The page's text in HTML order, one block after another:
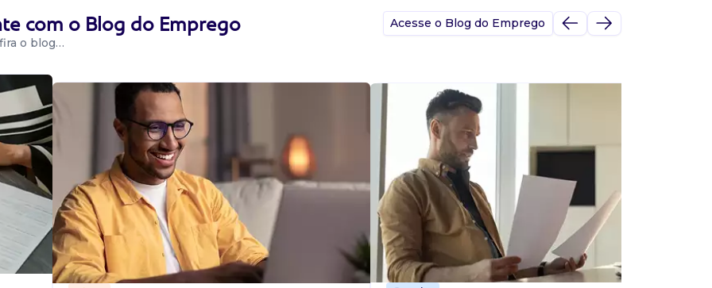
verificar a
e testes,
Qualidade
testes.
de
com o Blog do Emprego
o blog…
Acesse o Blog do Emprego